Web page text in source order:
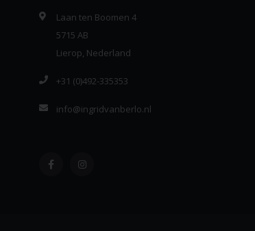
Laan ten Boomen 4
5715 AB
Lierop, Nederland
+31 (0)492-335353
info@ingridvanberlo.nl